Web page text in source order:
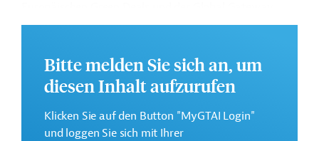
Strategie.
Jahresaktionsprogramm finden Sie im
Originaldokument, das zum Download bereitsteht.
Bei Fragen wenden Sie sich bitte an Germany Trade &
Invest unter projekte@gtai.eu.
Bitte melden Sie sich an, um
diesen Inhalt aufzurufen
Klicken Sie auf den Button "MyGTAI Login"
und loggen Sie sich mit Ihrer